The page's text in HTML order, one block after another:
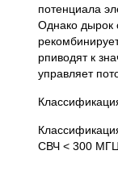
потенциала
Однако дырок
рпиводят к
управляет
СВЧ < 300